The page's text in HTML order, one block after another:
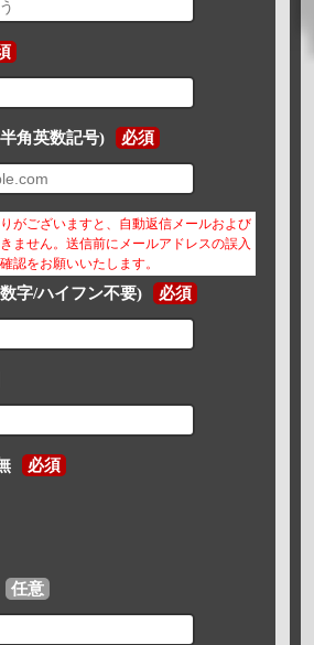
角英数記号) 必須
がございますと、自動返信メールおよび
ません。送信前にメールアドレスの誤入
認をお願いいたします。
字/ハイフン不要) 必須
必須
任意